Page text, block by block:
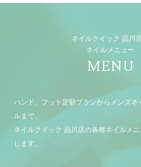
ネイルクイック 品川
ネイルメニュー
MENU
ハンド、フット定額プランからメンズネ
ルまで。
ネイルクイック 品川店の各種ネイルメ
します。